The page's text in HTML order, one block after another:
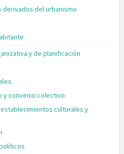
del urbanismo
y de planificación
y convenio colectivo
culturales y